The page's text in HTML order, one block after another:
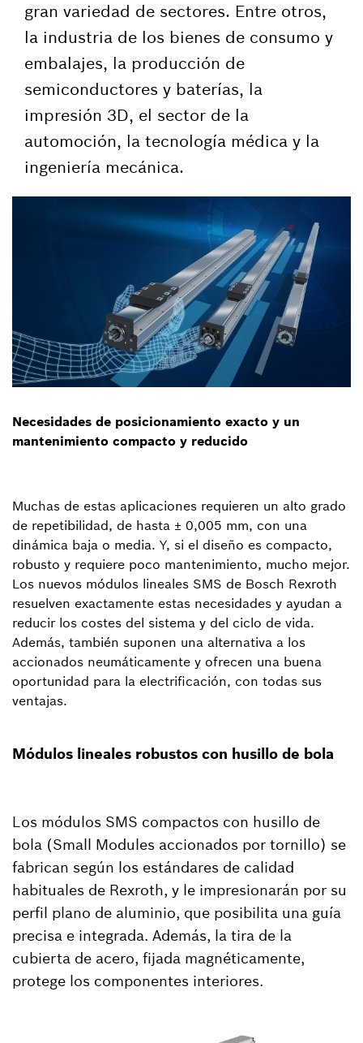
gran variedad de sectores. Entre otros,
la industria de los bienes de consumo y
embalajes, la producción de
semiconductores y baterías, la
impresión 3D, el sector de la
automoción, la tecnología médica y la
ingeniería mecánica.
Necesidades de posicionamiento exacto y un
mantenimiento compacto y reducido
Muchas de estas aplicaciones requieren un alto grado
de repetibilidad, de hasta ± 0,005 mm, con una
dinámica baja o media. Y, si el diseño es compacto,
robusto y requiere poco mantenimiento, mucho mejor.
Los nuevos módulos lineales SMS de Bosch Rexroth
resuelven exactamente estas necesidades y ayudan a
reducir los costes del sistema y del ciclo de vida.
Además, también suponen una alternativa a los
accionados neumáticamente y ofrecen una buena
oportunidad para la electrificación, con todas sus
ventajas.
Módulos lineales robustos con husillo de bola
Los módulos SMS compactos con husillo de
bola (Small Modules accionados por tornillo) se
fabrican según los estándares de calidad
habituales de Rexroth, y le impresionarán por su
perfil plano de aluminio, que posibilita una guía
precisa e integrada. Además, la tira de la
cubierta de acero, fijada magnéticamente,
protege los componentes interiores.